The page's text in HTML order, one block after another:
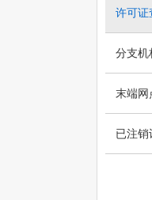
许可证
分支机
末端网
已注销